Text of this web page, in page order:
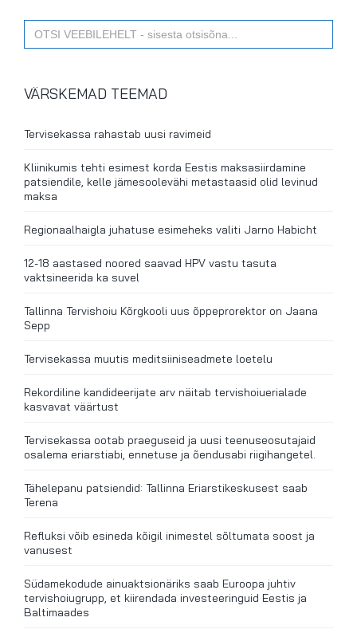
Search
for:
VÄRSKEMAD TEEMAD
Tervisekassa rahastab uusi ravimeid
Kliinikumis tehti esimest korda Eestis maksasiirdamine
patsiendile, kelle jämesoolevähi metastaasid olid levinud
maksa
Regionaalhaigla juhatuse esimeheks valiti Jarno Habicht
12-18 aastased noored saavad HPV vastu tasuta
vaktsineerida ka suvel
Tallinna Tervishoiu Kõrgkooli uus õppeprorektor on Jaana
Sepp
Tervisekassa muutis meditsiiniseadmete loetelu
Rekordiline kandideerijate arv näitab tervishoiuerialade
kasvavat väärtust
Tervisekassa ootab praeguseid ja uusi teenuseosutajaid
osalema eriarstiabi, ennetuse ja õendusabi riigihangetel.
Tähelepanu patsiendid: Tallinna Eriarstikeskusest saab
Terena
Refluksi võib esineda kõigil inimestel sõltumata soost ja
vanusest
Südamekodude ainuaktsionäriks saab Euroopa juhtiv
tervishoiugrupp, et kiirendada investeeringuid Eestis ja
Baltimaades